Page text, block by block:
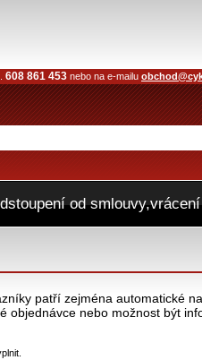
patří zejména automatické
objednávce nebo možnost být
608 861 453 nebo na e-mailu
od smlouvy,vrácení